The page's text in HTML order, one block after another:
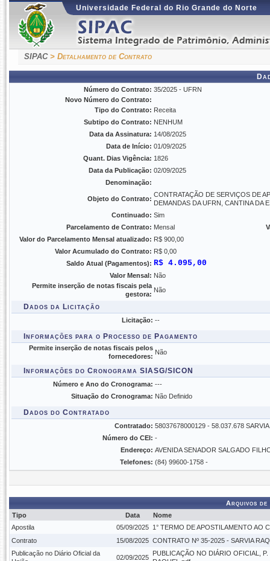
Universidade Federal do Rio Grande do Norte
SIPAC> Detalhamento de Contrato
Número do Contrato: 35/2025 - UFRN
Novo Número do Contrato:
Tipo do Contrato: Receita
Subtipo do Contrato: NENHUM
Data da Assinatura: 14/08/2025
Data de Início: 01/09/2025
Quant. Dias Vigência: 1826
Data da Publicação: 02/09/2025
Denominação:
Objeto do Contrato:
CONTRATAÇÃO DE SERVIÇOS DE
DEMANDAS DA UFRN, CANTINA DA
Continuado: Sim
Parcelamento de Contrato: Mensal
Valor do Parcelamento Mensal atualizado: R$ 900,00
Valor Acumulado do Contrato: R$ 0,00
Saldo Atual (Pagamentos): R$ 4.095,00
Valor Mensal: Não
Permite inserção de notas fiscais pela
gestora:
Não
Dados da Licitação
Licitação: --
Informações para o Processo de Pagamento
Permite inserção de notas fiscais pelos
fornecedores:
Não
Informações do Cronograma SIASG/SICON
Número e Ano do Cronograma: ---
Situação do Cronograma: Não Definido
Dados do Contratado
Contratado: 58037678000129 - 58.037.678
Número do CEI: -
Endereço: AVENIDA SENADOR SALGADO
Telefones: (84) 99600-1758 -
Arquivos
Tipo
Data
Nome
Apostila
05/09/2025 1° TERMO DE APOSTILAMENTO AO
Contrato
15/08/2025 CONTRATO Nº 35-2025 - SARVIA
Publicação no Diário Oficial da
02/09/2025
PUBLICAÇÃO NO DIÁRIO OFICIAL,